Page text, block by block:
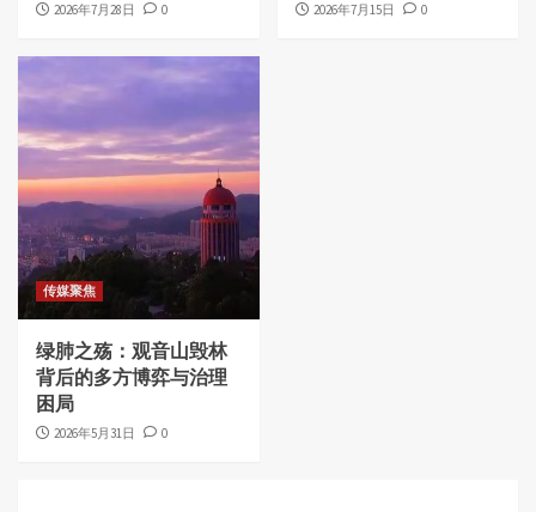
2026年7月28日 0 2026年7月15日 0
传媒聚焦
绿肺之殇：观音山毁林
背后的多方博弈与治理
困局
2026年5月31日 0